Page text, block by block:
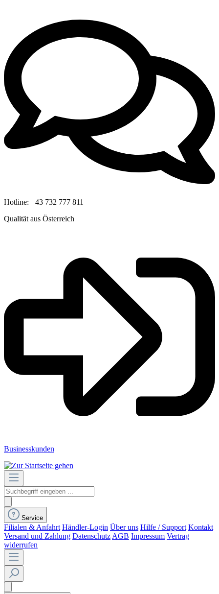
Hotline: +43 732 777 811
Qualität aus Österreich
Businesskunden
Service
Filialen & Anfahrt Händler-Login Über uns Hilfe / Support Kontakt
Versand und Zahlung Datenschutz AGB Impressum Vertrag
widerrufen